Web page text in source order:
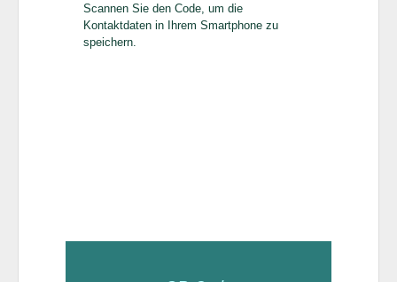
Scannen Sie den Code, um die
Kontaktdaten in Ihrem Smartphone zu
speichern.